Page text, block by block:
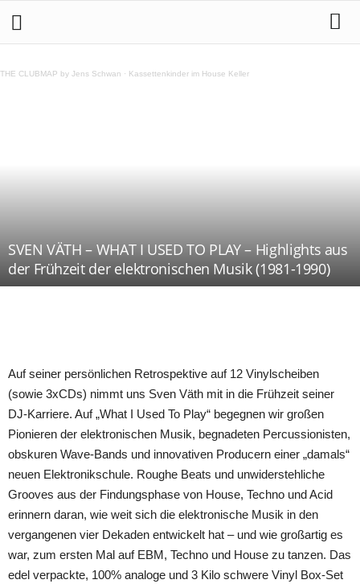
THE CLUBMAP by Jens Schwan · Kassettenkinder im House Keller
SVEN VÄTH – WHAT I USED TO PLAY – Highlights aus
der Frühzeit der elektronischen Musik (1981-1990)
Auf seiner persönlichen Retrospektive auf 12 Vinylscheiben
(sowie 3xCDs) nimmt uns Sven Väth mit in die Frühzeit seiner
DJ-Karriere. Auf „What I Used To Play“ begegnen wir großen
Pionieren der elektronischen Musik, begnadeten Percussionisten,
obskuren Wave-Bands und innovativen Producern einer „damals“
neuen Elektronikschule. Roughe Beats und unwiderstehliche
Grooves aus der Findungsphase von House, Techno und Acid
erinnern daran, wie weit sich die elektronische Musik in den
vergangenen vier Dekaden entwickelt hat – und wie großartig es
war, zum ersten Mal auf EBM, Techno und House zu tanzen. Das
edel verpackte, 100% analoge und 3 Kilo schwere Vinyl Box-Set